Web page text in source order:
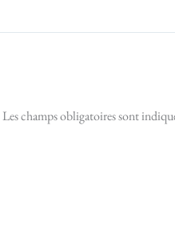
Les champs obligatoires sont